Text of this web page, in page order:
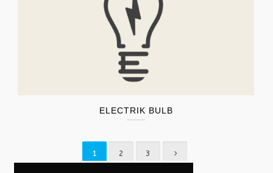
ELECTRIK BULB
1 2 3